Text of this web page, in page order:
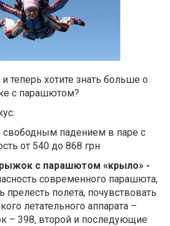
теперь хотите знать больше о
с парашютом?
падением в паре с
от 540 до 868 грн
с парашютом «крыло» -
современного парашюта,
полета, почувствовать
летательного аппарата –
– 398, второй и последующие